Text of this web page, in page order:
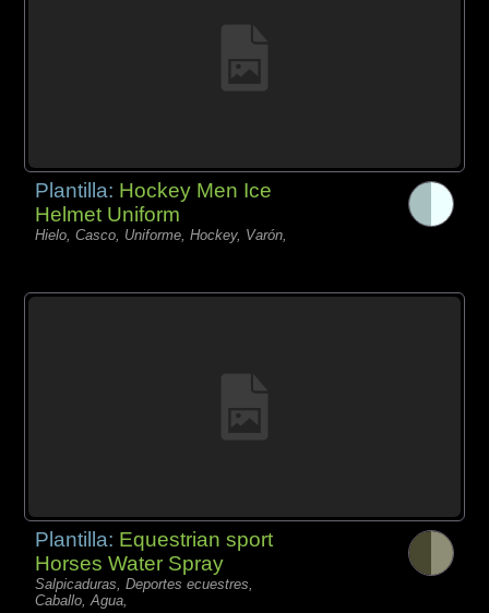
Plantilla: Hockey Men Ice
Helmet Uniform
Hielo, Casco, Uniforme, Hockey, Varón,
Plantilla: Equestrian sport
Horses Water Spray
Salpicaduras, Deportes ecuestres,
Caballo, Agua,